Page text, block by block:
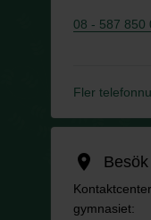
08 - 587 850
Fler
location_on Besök
gymnasiet: